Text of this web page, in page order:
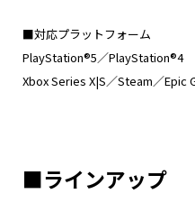
■対応プラットフォーム
PlayStation®5／PlayStation®4
Xbox Series X|S／Steam／Epic
■ラインアップ